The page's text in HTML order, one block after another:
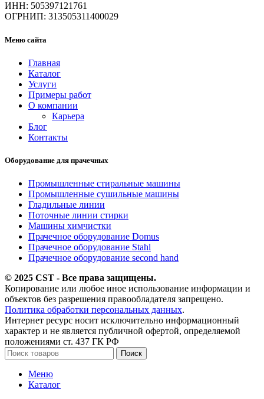
ИНН: 505397121761
ОГРНИП: 313505311400029
Меню сайта
Главная
Каталог
Услуги
Примеры работ
О компании
Карьера
Блог
Контакты
Оборудование для прачечных
Промышленные стиральные машины
Промышленные сушильные машины
Гладильные линии
Поточные линии стирки
Машины химчистки
Прачечное оборудование Domus
Прачечное оборудование Stahl
Прачечное оборудование second hand
© 2025 CST - Все права защищены.
Копирование или любое иное использование информации и
объектов без разрешения правообладателя запрещено.
Политика обработки персональных данных.
Интернет ресурс носит исключительно информационный
характер и не является публичной офертой, определяемой
положениями ст. 437 ГК РФ
Поиск
Меню
Каталог